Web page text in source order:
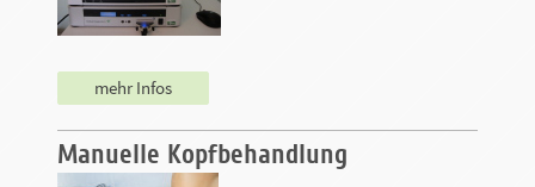
mehr Infos
Manuelle Kopfbehandlung